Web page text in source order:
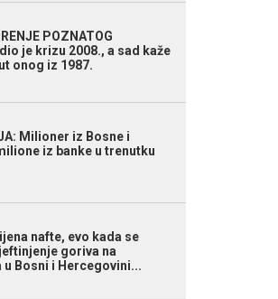
POZNATOG
je krizu 2008., a sad kaže
onog iz 1987.
Milioner iz Bosne i
iz banke u trenutku
nafte, evo kada se
goriva na
Bosni i Hercegovini...